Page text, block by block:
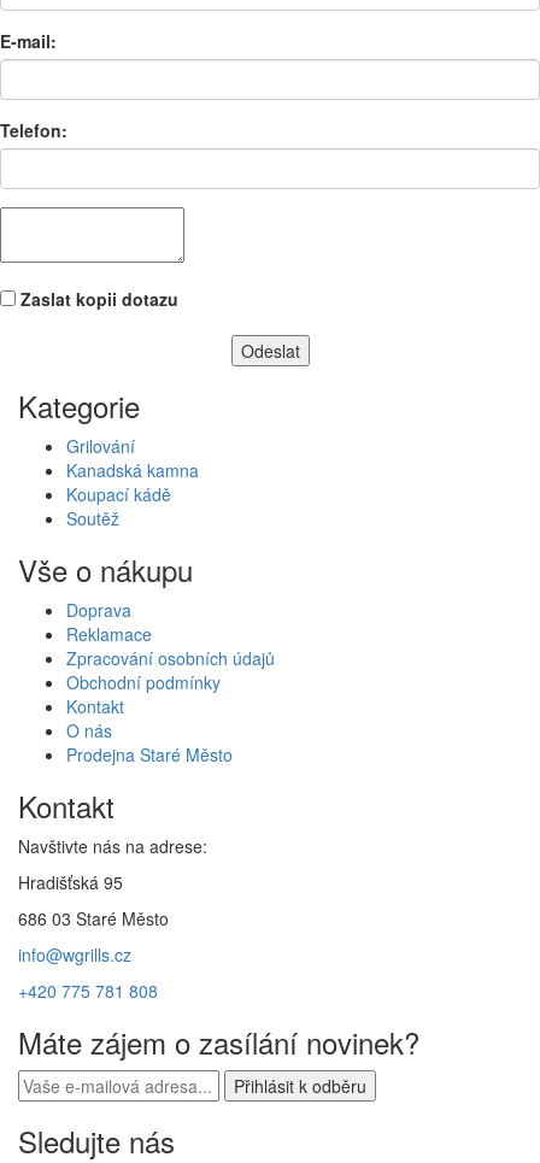
E-mail:
Telefon:
Zaslat kopii dotazu
Kategorie
Grilování
Kanadská kamna
Koupací kádě
Soutěž
Vše o nákupu
Doprava
Reklamace
Zpracování osobních údajů
Obchodní podmínky
Kontakt
O nás
Prodejna Staré Město
Kontakt
Navštivte nás na adrese:
Hradišťská 95
686 03 Staré Město
info@wgrills.cz
+420 775 781 808
Máte zájem o zasílání novinek?
Sledujte nás